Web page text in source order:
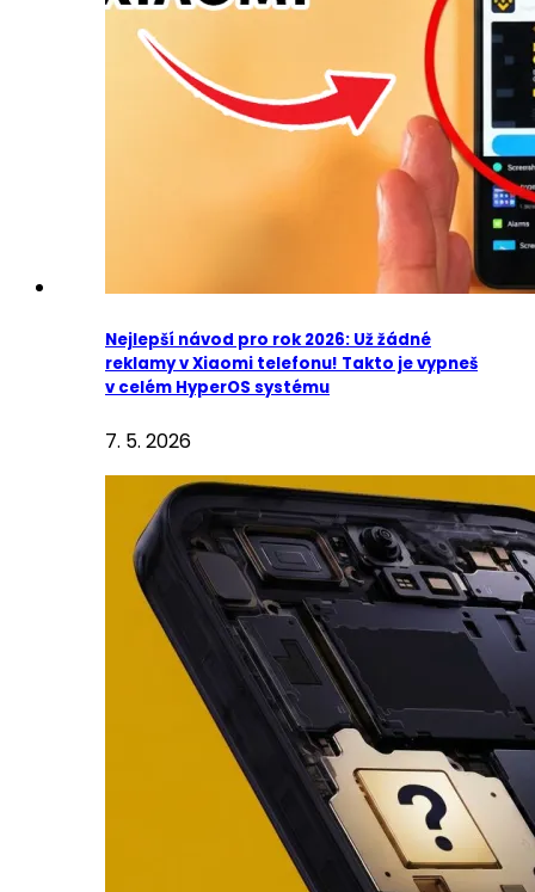
Nejlepší návod pro rok 2026: Už žádné
reklamy v Xiaomi telefonu! Takto je vypneš
v celém HyperOS systému
7. 5. 2026